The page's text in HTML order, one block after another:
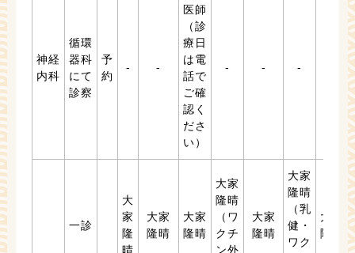
神経
内科
循環
器科
にて
診察
予
約
- -
医師
（診
療日
は電
話で
ご確
認く
ださ
い）
- - -
一診
大
家
隆
晴
大家
隆晴
大家
隆晴
大家
隆晴
（ワ
クチ
ン外
大家
隆晴
大家
隆晴
（乳
健・
ワク
大家
隆晴